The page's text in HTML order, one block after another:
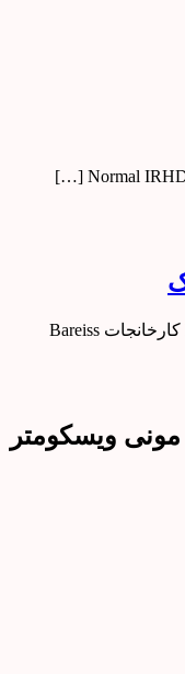
ما عرضه کننده دستگاههای Shore و IRHD کارخانجات Bareiss
ویسکومتر